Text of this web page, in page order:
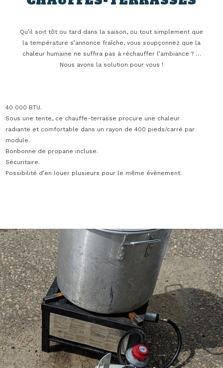
Qu’il soit tôt ou tard dans la saison, ou tout simplement que
la température s’annonce fraîche, vous soupçonnez que la
chaleur humaine ne suffira pas à réchauffer l’ambiance ? …
Nous avons la solution pour vous !
40 000 BTU.
Sous une tente, ce chauffe-terrasse procure une chaleur
radiante et comfortable dans un rayon de 400 pieds/carré par
module.
Bonbonne de propane incluse.
Sécuritaire.
Possibilité d’en louer plusieurs pour le même évènement.